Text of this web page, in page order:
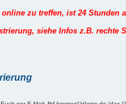
zu treffen, ist 24 Stunden
siehe Infos z.B. rechte